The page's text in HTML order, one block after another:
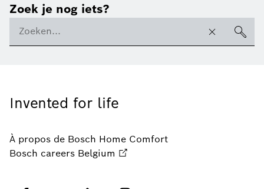
Zoek je nog iets?
Invented for life
À propos de Bosch Home Comfort
Bosch careers Belgium